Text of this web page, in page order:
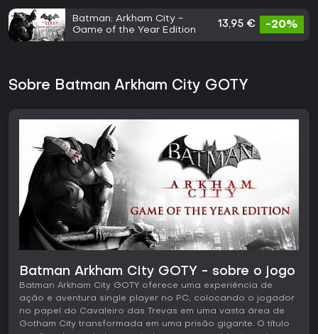
Batman: Arkham City -
Game of the Year Edition
13,95 € -20%
Sobre Batman Arkham City GOTY
Batman Arkham City GOTY - sobre o jogo
Batman Arkham City GOTY oferece uma experiência de
ação e aventura single player no PC, colocando o jogador
no papel do Cavaleiro das Trevas em uma vasta área de
Gotham City transformada em uma prisão gigante. O título